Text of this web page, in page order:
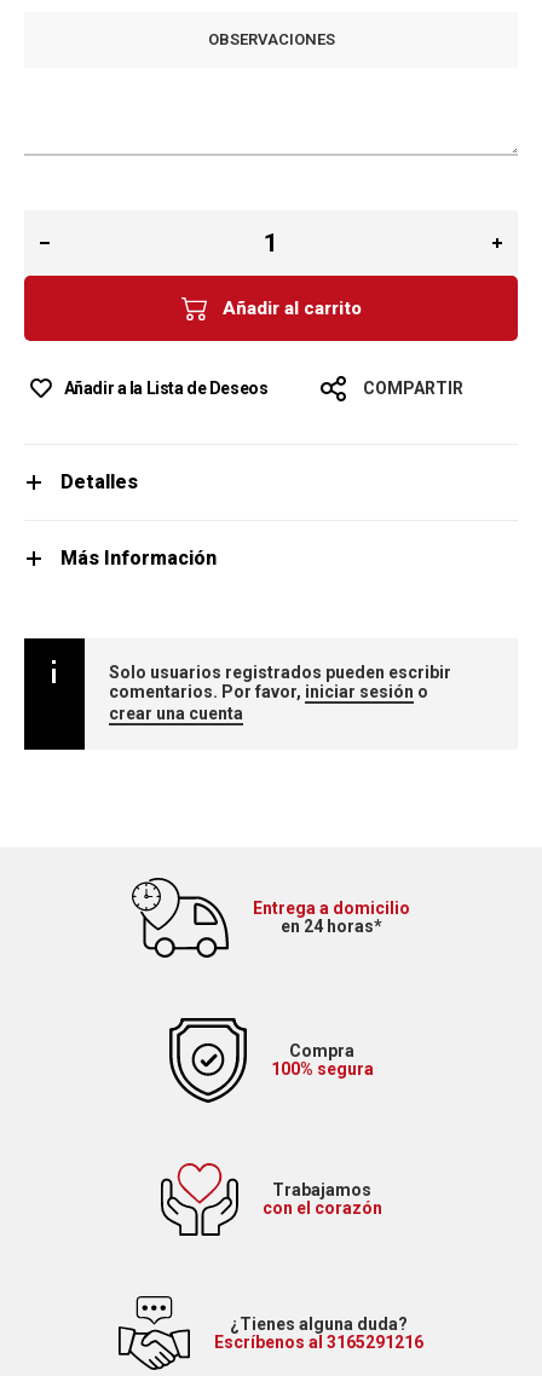
OBSERVACIONES
Añadir al carrito
Añadir a la Lista de Deseos COMPARTIR
Detalles
Más Información
Solo usuarios registrados pueden escribir
comentarios. Por favor, iniciar sesión o
crear una cuenta
Entrega a domicilio
en 24 horas*
Compra
100% segura
Trabajamos
con el corazón
¿Tienes alguna duda?
Escríbenos al 3165291216